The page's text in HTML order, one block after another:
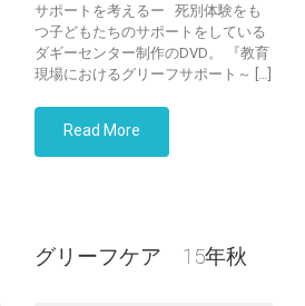
サポートを考えるー 死別体験をも
つ子どもたちのサポートをしている
ダギーセンター制作のDVD。 『教育
現場におけるグリーフサポート～ […]
Read More
グリーフケア 15年秋